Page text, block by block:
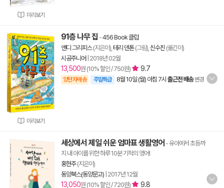
미리보기
미리보기
91층 나무 집 -456 Book 클럽
앤디 그리피스(지은이), 테리 덴톤(그림), 신수진 (옮긴이)
시공주니어 2018년 02월
13,500원 (10% 할인 / 750원) 9.7
양탄자배송 주말특급 8월 10일 (월) 아침 7시 출근전 배송 변경
세상에서 제일 쉬운 엄마표 생활영어 - 유아에서 초등까
지 내 아이를 위한 하루 10분 기적의 영어!
홍현주(지은이)
동양북스(동양문고) 2017년 12월
13,050원 (10% 할인 / 720원) 9.8